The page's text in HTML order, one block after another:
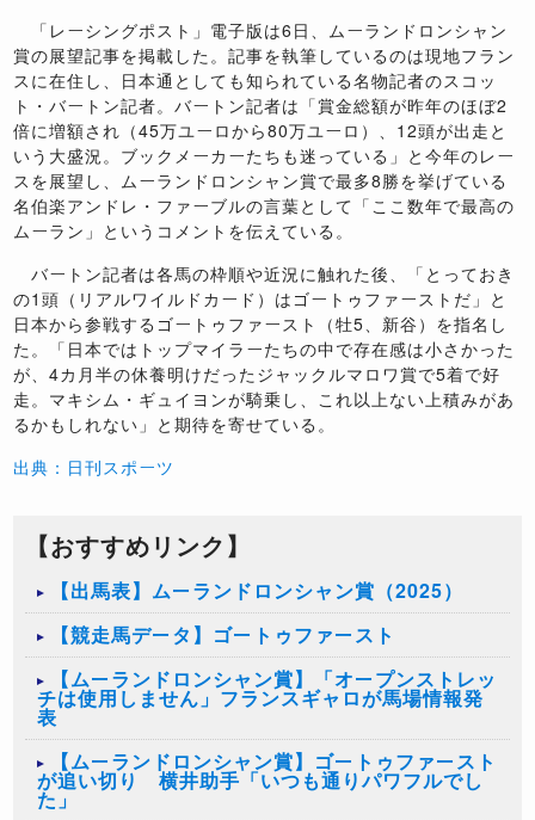
「レーシングポスト」電子版は6日、ムーランドロンシャン
賞の展望記事を掲載した。記事を執筆しているのは現地フラン
スに在住し、日本通としても知られている名物記者のスコッ
ト・バートン記者。バートン記者は「賞金総額が昨年のほぼ2
倍に増額され（45万ユーロから80万ユーロ）、12頭が出走と
いう大盛況。ブックメーカーたちも迷っている」と今年のレー
スを展望し、ムーランドロンシャン賞で最多8勝を挙げている
名伯楽アンドレ・ファーブルの言葉として「ここ数年で最高の
ムーラン」というコメントを伝えている。
バートン記者は各馬の枠順や近況に触れた後、「とっておき
の1頭（リアルワイルドカード）はゴートゥファーストだ」と
日本から参戦するゴートゥファースト（牡5、新谷）を指名し
た。「日本ではトップマイラーたちの中で存在感は小さかった
が、4カ月半の休養明けだったジャックルマロワ賞で5着で好
走。マキシム・ギュイヨンが騎乗し、これ以上ない上積みがあ
るかもしれない」と期待を寄せている。
出典：日刊スポーツ
【おすすめリンク】
【出馬表】ムーランドロンシャン賞（2025）
【競走馬データ】ゴートゥファースト
【ムーランドロンシャン賞】「オープンストレッ
チは使用しません」フランスギャロが馬場情報発
表
【ムーランドロンシャン賞】ゴートゥファースト
が追い切り 横井助手「いつも通りパワフルでし
た」